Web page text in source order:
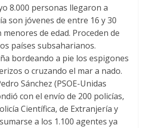
8.000 personas llegaron a
son jóvenes de entre 16 y 30
menores de edad. Proceden de
países subsaharianos.
bordeando a pie los espigones
o cruzando el mar a nado.
Sánchez (PSOE-Unidas
con el envío de 200 policías,
Científica, de Extranjería y
a los 1.100 agentes ya